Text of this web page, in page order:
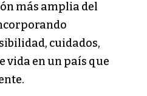
más amplia del
cuidados,
vida en un país que